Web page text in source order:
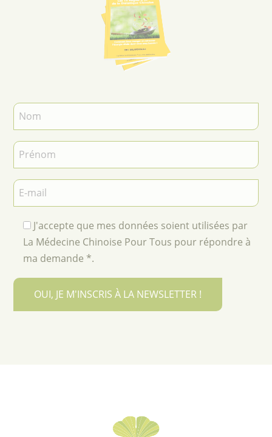
J'accepte que mes données soient utilisées par
La Médecine Chinoise Pour Tous pour répondre à
ma demande *.
OUI, JE M'INSCRIS À LA NEWSLETTER !